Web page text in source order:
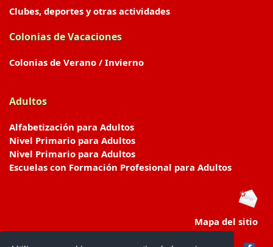
Clubes, deportes y otras actividades
Colonias de Vacaciones
Colonias de Verano / Invierno
Adultos
Alfabetización para Adultos
Nivel Primario para Adultos
Nivel Primario para Adultos
Escuelas con Formación Profesional para Adultos
Mapa del sitio